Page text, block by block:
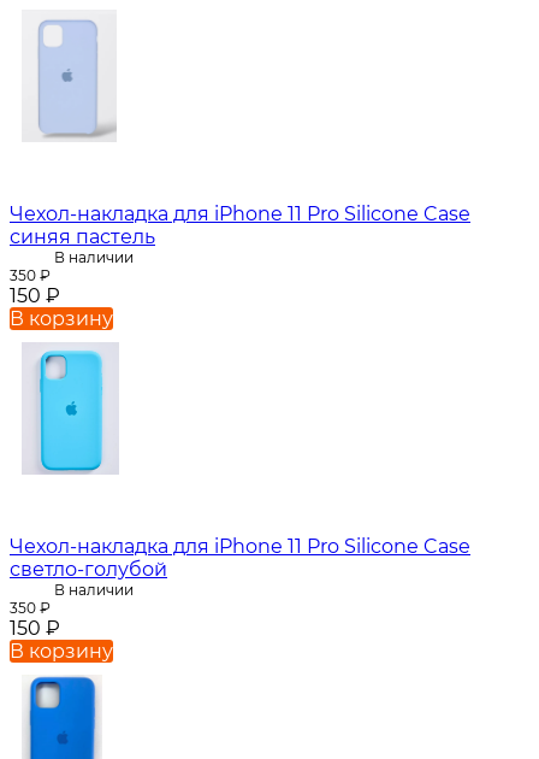
Чехол-накладка для iPhone 11 Pro Silicone Case
синяя пастель
В наличии
350 ₽
150 ₽
В корзину
Чехол-накладка для iPhone 11 Pro Silicone Case
светло-голубой
В наличии
350 ₽
150 ₽
В корзину